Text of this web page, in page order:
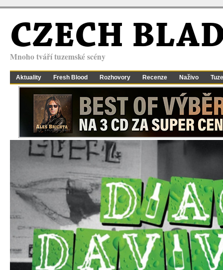
CZECH
Mnoho tváří tuzemské scény
Aktuality Fresh Blood Rozhovory Recenze Naživo